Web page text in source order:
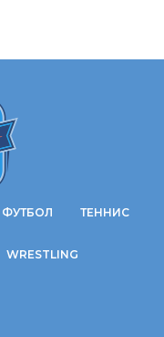
ФУТБОЛ ТЕННИС
WRESTLING